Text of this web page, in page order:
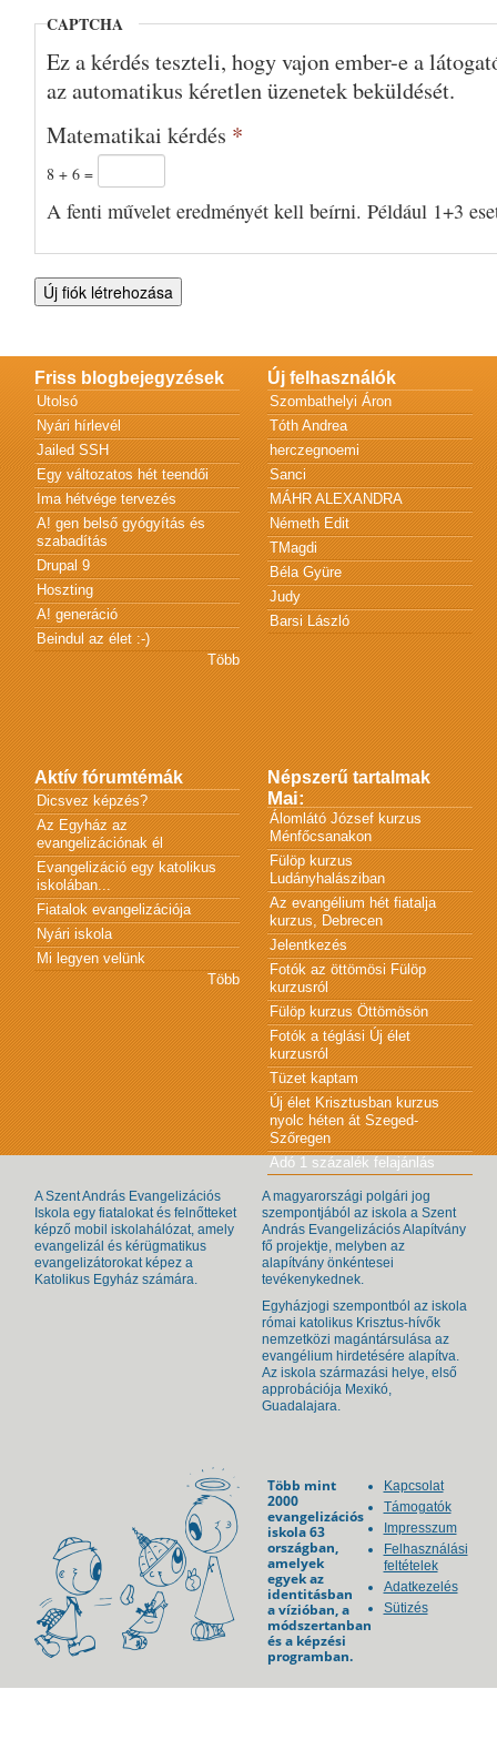
CAPTCHA
Ez a kérdés teszteli, hogy vajon ember-e a
az automatikus kéretlen üzenetek beküldését.
Matematikai kérdés *
8 + 6 =
A fenti művelet eredményét kell beírni. Például 1+3
Friss blogbejegyzések
Utolsó
Nyári hírlevél
Jailed SSH
Egy változatos hét teendői
Ima hétvége tervezés
A! gen belső gyógyítás és
szabadítás
Drupal 9
Hoszting
A! generáció
Beindul az élet :-)
Több
Új felhasználók
Szombathelyi Áron
Tóth Andrea
herczegnoemi
Sanci
MÁHR ALEXANDRA
Németh Edit
TMagdi
Béla Gyüre
Judy
Barsi László
Aktív fórumtémák
Dicsvez képzés?
Az Egyház az
evangelizációnak él
Evangelizáció egy katolikus
iskolában...
Fiatalok evangelizációja
Nyári iskola
Mi legyen velünk
Több
Népszerű tartalmak
Mai:
Álomlátó József kurzus
Ménfőcsanakon
Fülöp kurzus
Ludányhalásziban
Az evangélium hét fiatalja
kurzus, Debrecen
Jelentkezés
Fotók az öttömösi Fülöp
kurzusról
Fülöp kurzus Öttömösön
Fotók a téglási Új élet
kurzusról
Tüzet kaptam
Új élet Krisztusban kurzus
nyolc héten át Szeged-
Szőregen
Adó 1 százalék felajánlás
A Szent András Evangelizációs
Iskola egy fiatalokat és felnőtteket
képző mobil iskolahálózat, amely
evangelizál és kérügmatikus
evangelizátorokat képez a
Katolikus Egyház számára.
A magyarországi polgári jog
szempontjából az iskola a Szent
András Evangelizációs Alapítvány
fő projektje, melyben az
alapítvány önkéntesei
tevékenykednek.
Egyházjogi szempontból az iskola
római katolikus Krisztus-hívők
nemzetközi magántársulása az
evangélium hirdetésére alapítva.
Az iskola származási helye, első
approbációja Mexikó,
Guadalajara.
Több mint
2000
evangelizációs
iskola 63
országban,
amelyek
egyek az
identitásban
a vízióban, a
módszertanban
és a képzési
programban.
Kapcsolat
Támogatók
Impresszum
Felhasználási
feltételek
Adatkezelés
Sütizés